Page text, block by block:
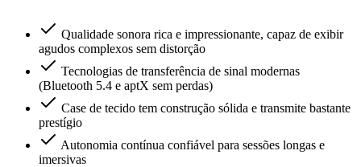
Qualidade sonora rica e impressionante, capaz de exibir
agudos complexos sem distorção
Tecnologias de transferência de sinal modernas
(Bluetooth 5.4 e aptX sem perdas)
Case de tecido tem construção sólida e transmite bastante
prestígio
Autonomia contínua confiável para sessões longas e
imersivas